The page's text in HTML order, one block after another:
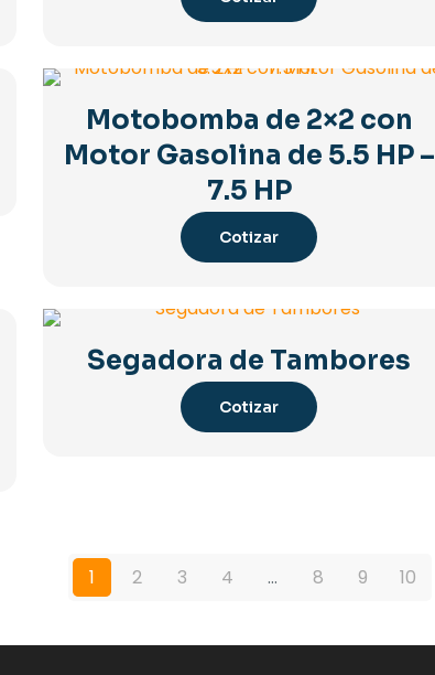
Motobomba de 2×2 con
Motor Gasolina de 5.5 HP –
7.5 HP
Cotizar
Segadora de Tambores
Cotizar
1 2 3 4 … 8 9 10